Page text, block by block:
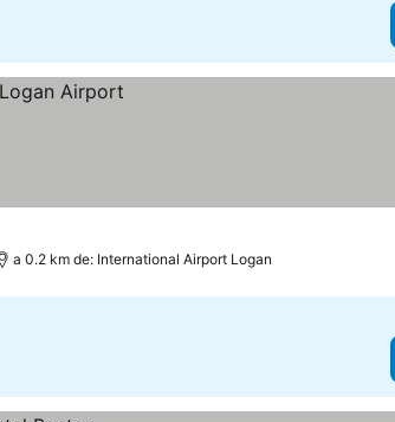
a 0.2 km de: International Airport Logan